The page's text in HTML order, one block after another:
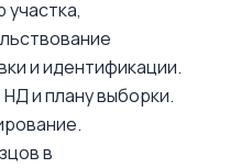
и идентификации.
и плану выборки.
в